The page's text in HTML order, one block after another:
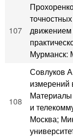
107
движением
Мурманск:
108
Совлуков
измерений
и
Москва;